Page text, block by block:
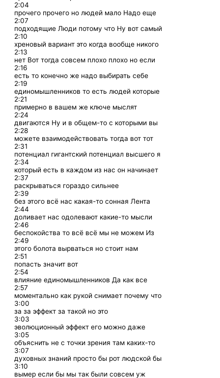
2:04
прочего прочего но людей мало Надо еще
2:07
подходящие Люди потому что Ну вот самый
2:10
хреновый вариант это когда вообще никого
2:13
нет Вот тогда совсем плохо плохо но если
2:16
есть то конечно же надо выбирать себе
2:19
единомышленников то есть людей которые
2:21
примерно в вашем же ключе мыслят
2:24
двигаются Ну и в общем-то с которыми вы
2:28
можете взаимодействовать тогда вот тот
2:31
потенциал гигантский потенциал высшего я
2:34
который есть в каждом из нас он начинает
2:37
раскрываться гораздо сильнее
2:39
без этого всё нас какая-то сонная Лента
2:44
доливает нас одолевают какие-то мысли
2:46
беспокойства то всё всё мы не можем Из
2:49
этого болота вырваться но стоит нам
2:51
попасть значит вот
2:54
влияние единомышленников Да как все
2:57
моментально как рукой снимает почему что
3:00
за за эффект за такой но это
3:03
эволюционный эффект его можно даже
3:05
объяснить не с точки зрения там каких-то
3:07
духовных знаний просто бы рот людской бы
3:10
вымер если бы мы так были совсем уж